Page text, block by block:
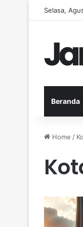
Selasa,
Beranda
Home /